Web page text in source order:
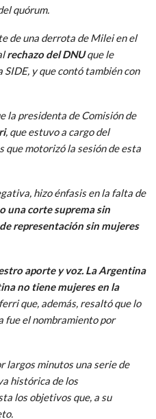
quórum.
de una derrota de Milei en el
rechazo del DNUque le
y que contó también con
la presidenta de Comisión de
, que estuvo a cargo del
que motorizó la sesión de esta
hizo énfasis en la falta de
una corte suprema sin
representación sin mujeres
aporte y voz. La Argentina
no tiene mujeres en la
que, además, resaltó que lo
fue el nombramiento por
largos minutos una serie de
histórica de los
los objetivos que, a su